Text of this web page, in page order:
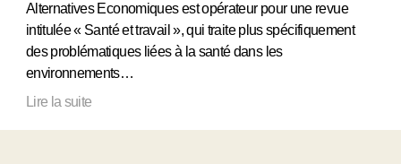
Alternatives Economiques est opérateur pour une revue
intitulée « Santé et travail », qui traite plus spécifiquement
des problématiques liées à la santé dans les
environnements…
Lire la suite